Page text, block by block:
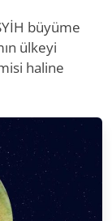
büyüme
ülkeyi
haline